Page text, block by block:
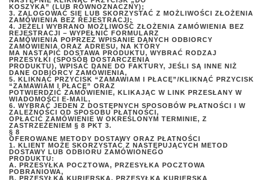
KOSZYKA” (LUB RÓWNOZNACZNY);
3. ZALOGOWAĆ SIĘ LUB SKORZYSTAĆ Z MOŻLIWOŚCI ZŁOŻENIA
ZAMÓWIENIA BEZ REJESTRACJI;
4. JEŻELI WYBRANO MOŻLIWOŚĆ ZŁOŻENIA ZAMÓWIENIA BEZ
REJESTRACJI – WYPEŁNIĆ FORMULARZ
ZAMÓWIENIA POPRZEZ WPISANIE DANYCH ODBIORCY
ZAMÓWIENIA ORAZ ADRESU, NA KTÓRY
MA NASTĄPIĆ DOSTAWA PRODUKTU, WYBRAĆ RODZAJ
PRZESYŁKI (SPOSÓB DOSTARCZENIA
PRODUKTU), WPISAĆ DANE DO FAKTURY, JEŚLI SĄ INNE NIŻ
DANE ODBIORCY ZAMÓWIENIA,
5. KLIKNĄĆ PRZYCISK “ZAMAWIAM I PŁACĘ”/KLIKNĄĆ PRZYCISK
“ZAMAWIAM I PŁACĘ” ORAZ
POTWIERDZIĆ ZAMÓWIENIE, KLIKAJĄC W LINK PRZESŁANY W
WIADOMOŚCI E-MAIL,
6. WYBRAĆ JEDEN Z DOSTĘPNYCH SPOSOBÓW PŁATNOŚCI I W
ZALEŻNOŚCI OD SPOSOBU PŁATNOŚCI,
OPŁACIĆ ZAMÓWIENIE W OKREŚLONYM TERMINIE, Z
ZASTRZEŻENIEM § 8 PKT 3.
§ 8
OFEROWANE METODY DOSTAWY ORAZ PŁATNOŚCI
1. KLIENT MOŻE SKORZYSTAĆ Z NASTĘPUJĄCYCH METOD
DOSTAWY LUB ODBIORU ZAMÓWIONEGO
PRODUKTU:
A. PRZESYŁKA POCZTOWA, PRZESYŁKA POCZTOWA
POBRANIOWA,
B. PRZESYŁKA KURIERSKA, PRZESYŁKA KURIERSKA